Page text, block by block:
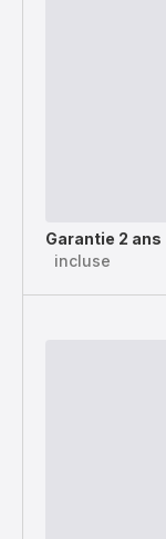
Garantie 2 ans
incluse